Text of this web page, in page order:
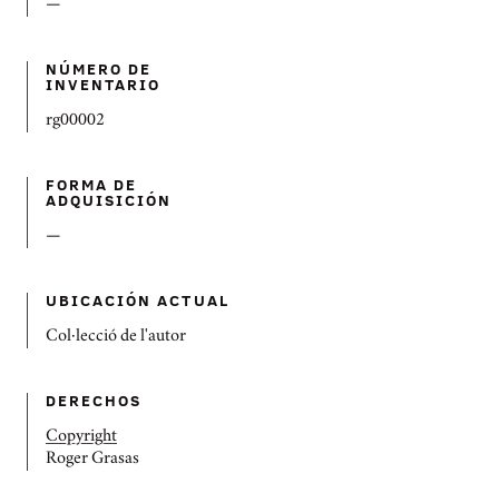
—
NÚMERO DE
INVENTARIO
rg00002
FORMA DE
ADQUISICIÓN
—
UBICACIÓN ACTUAL
Col·lecció de l'autor
DERECHOS
Copyright
Roger Grasas